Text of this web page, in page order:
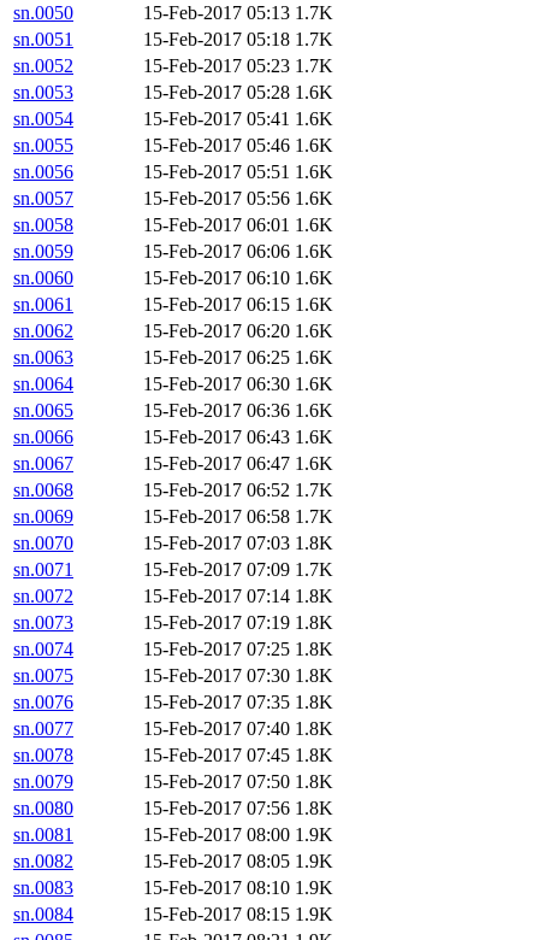
sn.0050
15-Feb-2017 05:13 1.7K
sn.0051
15-Feb-2017 05:18 1.7K
sn.0052
15-Feb-2017 05:23 1.7K
sn.0053
15-Feb-2017 05:28 1.6K
sn.0054
15-Feb-2017 05:41 1.6K
sn.0055
15-Feb-2017 05:46 1.6K
sn.0056
15-Feb-2017 05:51 1.6K
sn.0057
15-Feb-2017 05:56 1.6K
sn.0058
15-Feb-2017 06:01 1.6K
sn.0059
15-Feb-2017 06:06 1.6K
sn.0060
15-Feb-2017 06:10 1.6K
sn.0061
15-Feb-2017 06:15 1.6K
sn.0062
15-Feb-2017 06:20 1.6K
sn.0063
15-Feb-2017 06:25 1.6K
sn.0064
15-Feb-2017 06:30 1.6K
sn.0065
15-Feb-2017 06:36 1.6K
sn.0066
15-Feb-2017 06:43 1.6K
sn.0067
15-Feb-2017 06:47 1.6K
sn.0068
15-Feb-2017 06:52 1.7K
sn.0069
15-Feb-2017 06:58 1.7K
sn.0070
15-Feb-2017 07:03 1.8K
sn.0071
15-Feb-2017 07:09 1.7K
sn.0072
15-Feb-2017 07:14 1.8K
sn.0073
15-Feb-2017 07:19 1.8K
sn.0074
15-Feb-2017 07:25 1.8K
sn.0075
15-Feb-2017 07:30 1.8K
sn.0076
15-Feb-2017 07:35 1.8K
sn.0077
15-Feb-2017 07:40 1.8K
sn.0078
15-Feb-2017 07:45 1.8K
sn.0079
15-Feb-2017 07:50 1.8K
sn.0080
15-Feb-2017 07:56 1.8K
sn.0081
15-Feb-2017 08:00 1.9K
sn.0082
15-Feb-2017 08:05 1.9K
sn.0083
15-Feb-2017 08:10 1.9K
sn.0084
15-Feb-2017 08:15 1.9K